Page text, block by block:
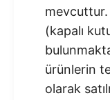
mevcuttur.
(kapalı
ürünlerin
olarak